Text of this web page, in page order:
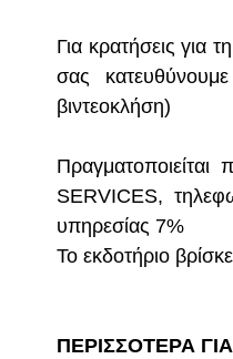
Για κρατήσεις για
σας
βιντεοκλήση)
SERVICES,
υπηρεσίας 7%
Το εκδοτήριο
ΠΕΡΙΣΣΟΤΕΡΑ